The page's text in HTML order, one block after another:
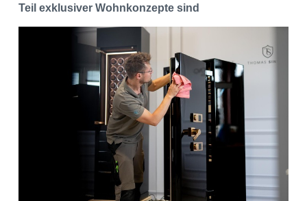
Teil exklusiver Wohnkonzepte sind